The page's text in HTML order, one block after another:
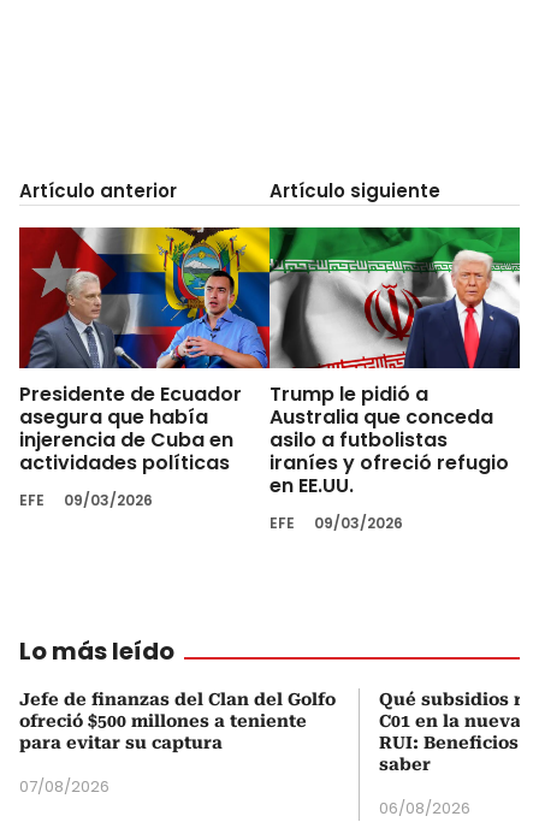
Artículo anterior
Presidente de Ecuador
asegura que había
injerencia de Cuba en
actividades políticas
EFE 09/03/2026
Artículo siguiente
Trump le pidió a
Australia que conceda
asilo a futbolistas
iraníes y ofreció refugio
en EE.UU.
EFE 09/03/2026
Lo más leído
Jefe de finanzas del Clan del Golfo
ofreció $500 millones a teniente
para evitar su captura
07/08/2026
Qué subsidios
C01 en la nueva
RUI: Beneficios
saber
06/08/2026